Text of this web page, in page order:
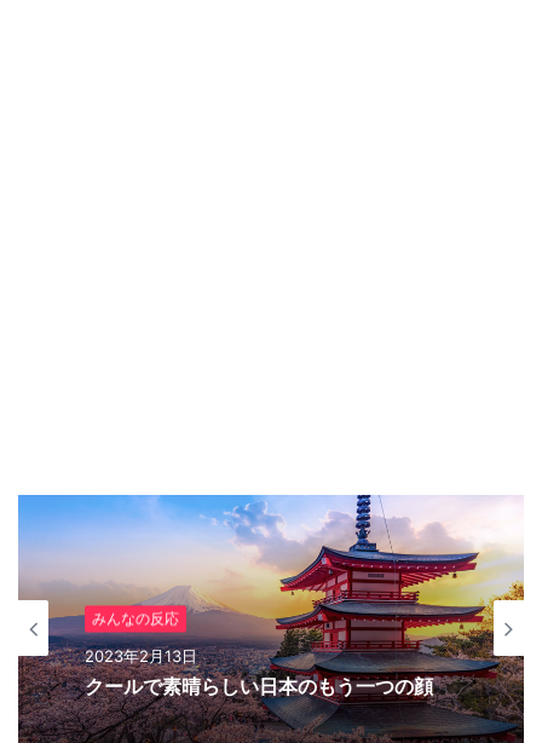
みんなの反応
2023年2月13日
アニメ（海外の反応）
2023年2月9日
『ジョジョ』6部 徐倫役「ファイルーズあ
い」とは｜徐倫に憧れて声優になったエピ
ソードも